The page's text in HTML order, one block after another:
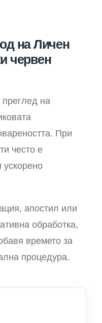
на Личен
червен
на
При
често е
ускорено
апостил или
обработка,
времето за
процедура.